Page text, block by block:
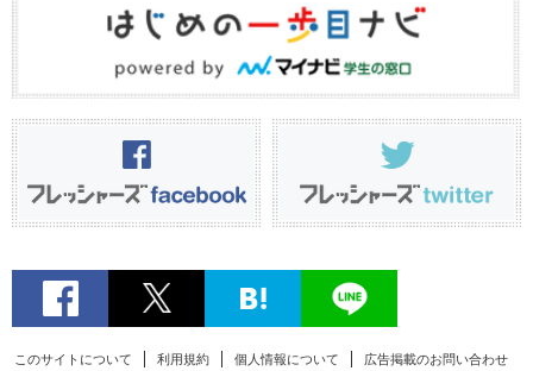
このサイトについて 利用規約 個人情報について 広告掲載のお問い合わせ